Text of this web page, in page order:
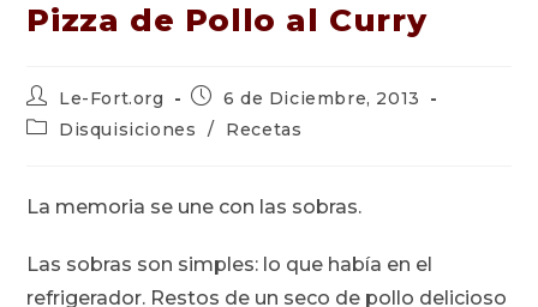
Pizza de Pollo al Curry
Autor
de
la
Le-Fort.org
Publicación
de
la
6 de Diciembre, 2013
Categoría
entrada:
Disquisiciones / Recetas
La memoria se une con las sobras.
Las sobras son simples: lo que había en el
refrigerador. Restos de un seco de pollo delicioso